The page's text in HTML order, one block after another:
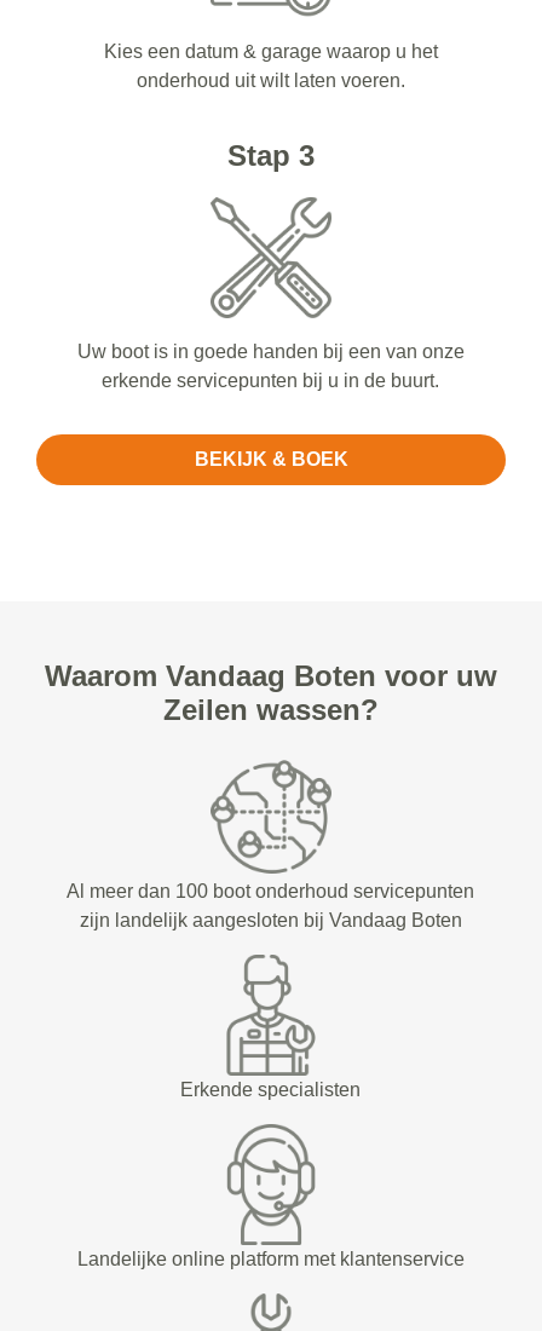
Kies een datum & garage waarop u het
onderhoud uit wilt laten voeren.
Stap 3
Uw boot is in goede handen bij een van onze
erkende servicepunten bij u in de buurt.
BEKIJK & BOEK
Waarom Vandaag Boten voor uw
Zeilen wassen?
Al meer dan 100 boot onderhoud servicepunten
zijn landelijk aangesloten bij Vandaag Boten
Erkende specialisten
Landelijke online platform met klantenservice